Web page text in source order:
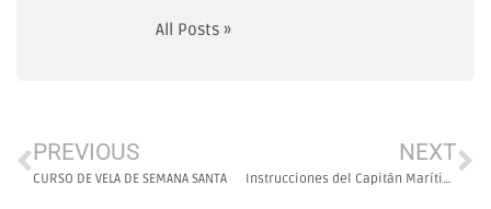
All Posts »
PREVIOUS
CURSO DE VELA DE SEMANA SANTA
NEXT
Instrucciones del Capitán Marítimo de Cartagena